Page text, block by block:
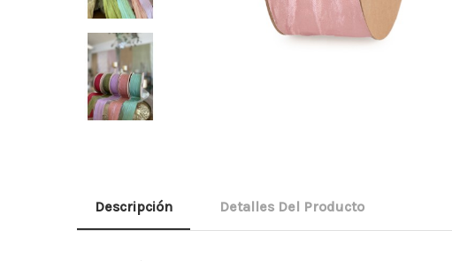
Descripción Detalles Del Producto